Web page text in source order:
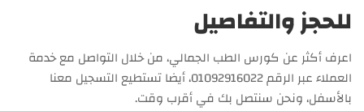
للحجز والتفاصيل
اعرف أكثر عن كورس الطب الجمالي، من خلال التواصل مع خدمة
العملاء عبر الرقم 01092916022، أيضا تستطيع التسجيل معنا
بالأسفل، ونحن سنتصل بك في أقرب وقت.